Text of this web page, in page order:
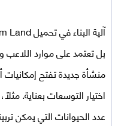
آلية البناء فيتحميل Farm Land مهكرة للاندرويد
بل تعتمد على موارد
منشأة جديدة تفتح إمكانيات
اختيار التوسعات بعناية.
عدد الحيوانات التي يمكن